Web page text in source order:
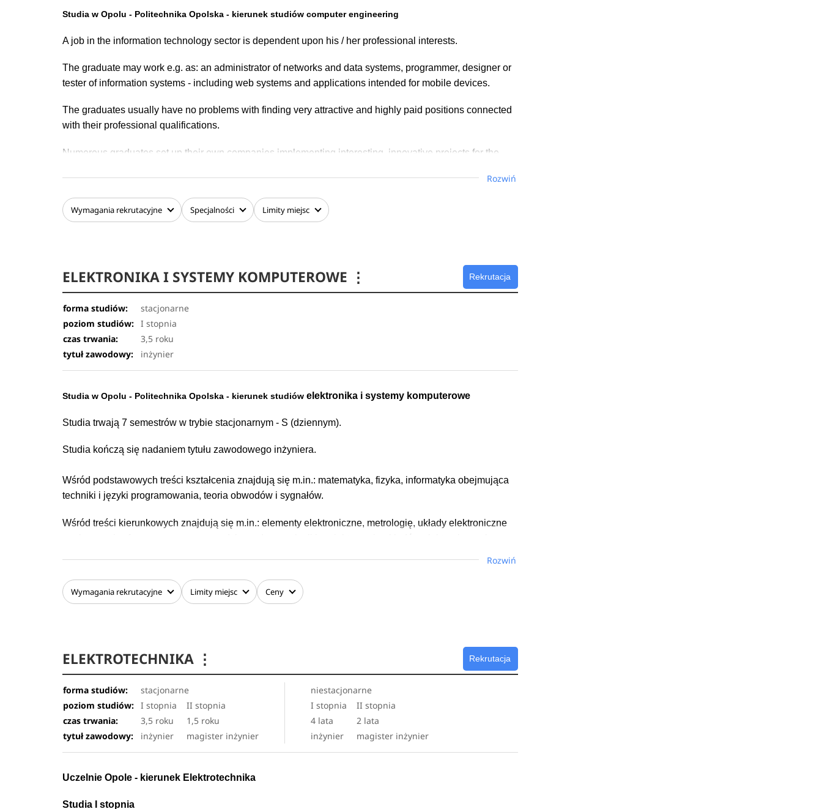
Studia w Opolu - Politechnika Opolska - kierunek studiów computer engineering
A job in the information technology sector is dependent upon his / her professional interests.
The graduate may work e.g. as: an administrator of networks and data systems, programmer, designer or
tester of information systems - including web systems and applications intended for mobile devices.
The graduates usually have no problems with finding very attractive and highly paid positions connected
with their professional qualifications.
Numerous graduates set up their own companies implementing interesting, innovative projects for the
Rozwiń
Wymagania rekrutacyjne Specjalności Limity miejsc
ELEKTRONIKA I SYSTEMY KOMPUTEROWE ⋮ Rekrutacja
forma studiów:
stacjonarne
poziom studiów: I stopnia
czas trwania:
3,5 roku
tytuł zawodowy:
inżynier
Studia w Opolu - Politechnika Opolska - kierunek studiówelektronika i systemy komputerowe
Studia trwają 7 semestrów w trybie stacjonarnym - S (dziennym).
Studia kończą się nadaniem tytułu zawodowego inżyniera.
Wśród podstawowych treści kształcenia znajdują się m.in.: matematyka, fizyka, informatyka obejmująca
techniki i języki programowania, teoria obwodów i sygnałów.
Wśród treści kierunkowych znajdują się m.in.: elementy elektroniczne, metrologię, układy elektroniczne
programowalnych CPLD i FPGA, systemy radiowe i telewizyjne, systemy i sieci telekomunikacyjne,
techniki bezprzewodowe oraz podstawy automatyki, elektronikę samochodową, programowanie
potrzeb przemysłu. Szczególny nacisk położono na naukę projektowania i programowania urządzeń
mikroprocesorowych.
Rozwiń
Wymagania rekrutacyjne Limity miejsc Ceny
ELEKTROTECHNIKA ⋮ Rekrutacja
forma studiów: stacjonarne
niestacjonarne
poziom studiów: I stopnia II stopnia I stopnia
II stopnia
czas trwania:
3,5 roku 1,5 roku 4 lata
2 lata
tytuł zawodowy:
inżynier magister inżynier inżynier magister inżynier
Uczelnie Opole - kierunek Elektrotechnika
Studia I stopnia